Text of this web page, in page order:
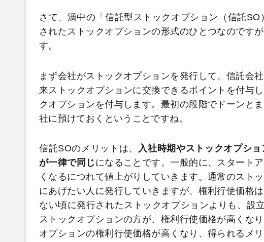
さて、渦中の「信託型ストックオプション（信託
されたストックオプションの形式のひとつなのです
す。
まず会社がストックオプションを発行して、信託会
来ストックオプションに交換できるポイントを付与
クオプションを付与します。最初の段階でドーンと
社に預けておくということですね。
信託SOのメリットは、 入社時期やストックオプシ
が一律で同じ になることです。一般的に、スタート
くなるにつれて値上がりしていきます。通常のスト
にあげたい人に発行していきますが、権利行使価格
ない頃に発行されたストックオプションよりも、設
ストックオプションの方が、権利行使価格が高くな
オプションの権利行使価格が高くなり、得られるメ